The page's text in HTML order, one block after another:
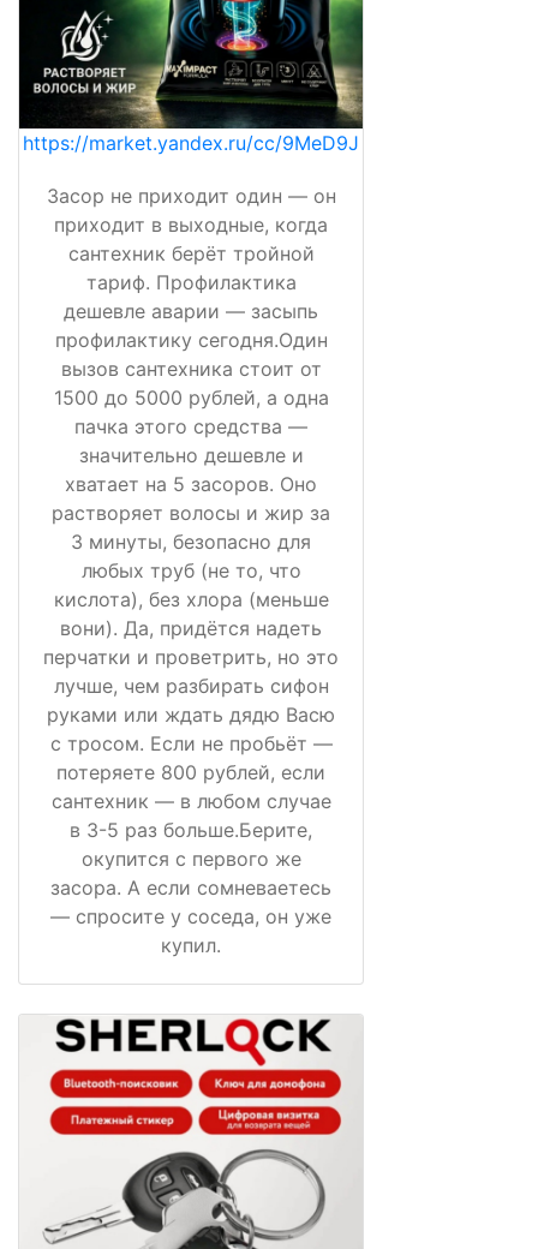
https://market.yandex.ru/cc/9MeD9J
Засор не приходит один — он
приходит в выходные, когда
сантехник берёт тройной
тариф. Профилактика
дешевле аварии — засыпь
профилактику сегодня.Один
вызов сантехника стоит от
1500 до 5000 рублей, а одна
пачка этого средства —
значительно дешевле и
хватает на 5 засоров. Оно
растворяет волосы и жир за
3 минуты, безопасно для
любых труб (не то, что
кислота), без хлора (меньше
вони). Да, придётся надеть
перчатки и проветрить, но это
лучше, чем разбирать сифон
руками или ждать дядю Васю
с тросом. Если не пробьёт —
потеряете 800 рублей, если
сантехник — в любом случае
в 3-5 раз больше.Берите,
окупится с первого же
засора. А если сомневаетесь
— спросите у соседа, он уже
купил.